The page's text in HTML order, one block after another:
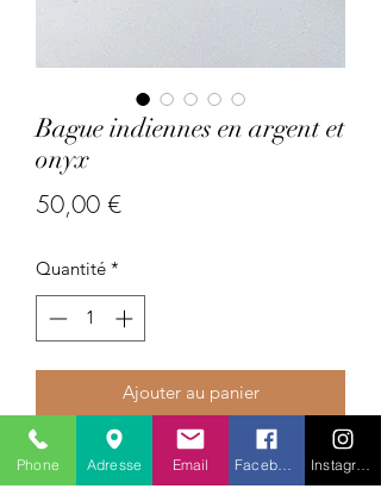
Bague indiennes en argent et
onyx
50,00 €Prix
Quantité *
Ajouter au panier
Pays : Inde
Pierres précieuses/semi-précieuses :
Phone Adresse Email